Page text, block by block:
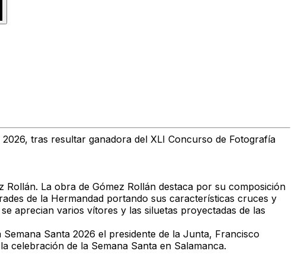
tras resultar ganadora del XLI Concurso de Fotografía
Rollán. La obra de Gómez Rollán destaca por su composición
de la Hermandad portando sus características cruces y
aprecian varios vítores y las siluetas proyectadas de las
Santa 2026 el presidente de la Junta, Francisco
celebración de la Semana Santa en Salamanca.